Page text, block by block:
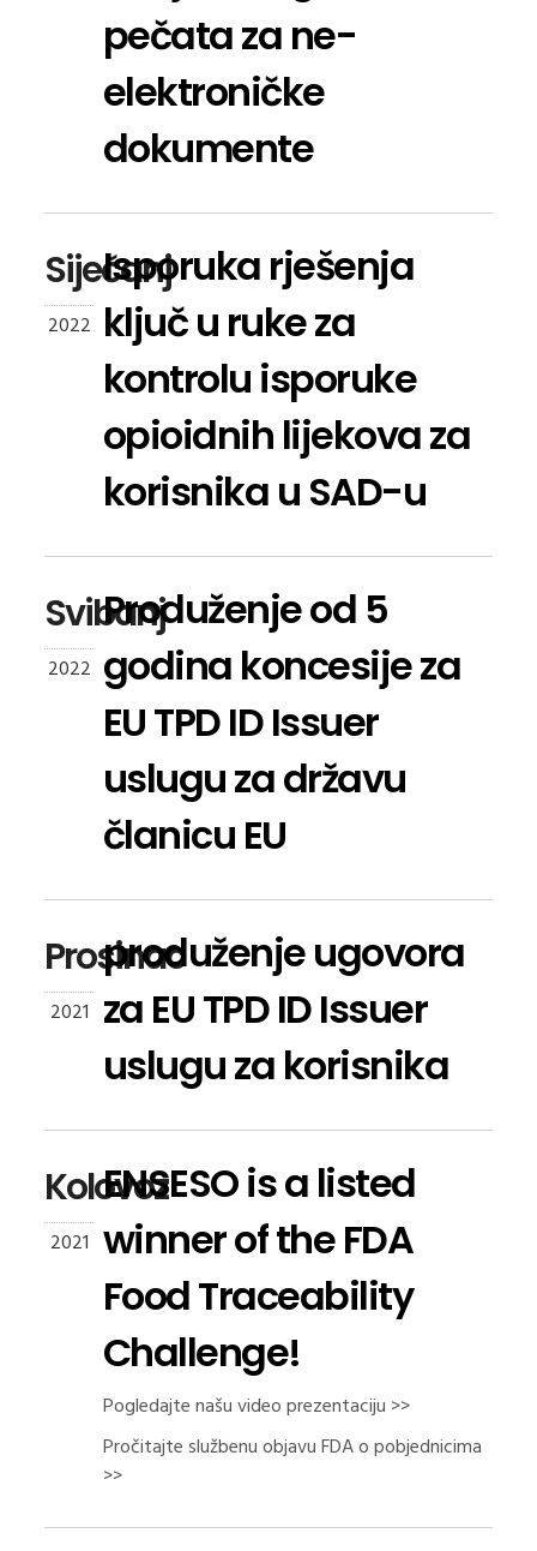
pečata za ne-
elektroničke
dokumente
Siječanj
2022
Isporuka rješenja
ključ u ruke za
kontrolu isporuke
opioidnih lijekova za
korisnika u SAD-u
Svibanj
2022
Produženje od 5
godina koncesije za
EU TPD ID Issuer
uslugu za državu
članicu EU
Prosinac
2021
produženje ugovora
za EU TPD ID Issuer
uslugu za korisnika
Kolovoz
2021
ENSESO is a listed
winner of the FDA
Food Traceability
Challenge!
Pogledajte našu video prezentaciju >>
Pročitajte službenu objavu FDA o pobjednicima
>>